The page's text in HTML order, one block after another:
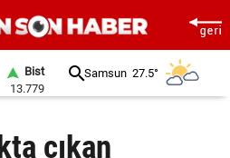
Bist
13.779
Samsun 27.5°
çıkan